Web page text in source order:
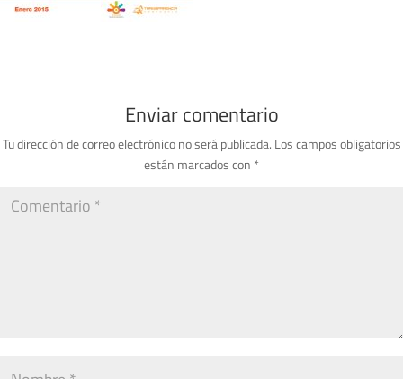
Enviar comentario
Tu dirección de correo electrónico no será publicada. Los campos obligatorios
están marcados con *